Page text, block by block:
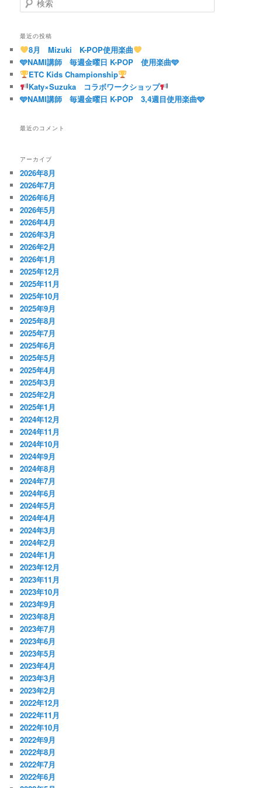
ゲ
シ
ョ
ン
索
最近の投稿
8月 Mizuki K-POP使用楽曲
🩵NAMI講師 毎週金曜日 K-POP 使用楽曲🩵
ETC Kids Championship
Katy×Suzuka コラボワークショップ
🩵NAMI講師 毎週金曜日 K-POP 3,4週目使用楽曲🩵
最近のコメント
アーカイブ
2026年8月
2026年7月
2026年6月
2026年5月
2026年4月
2026年3月
2026年2月
2026年1月
2025年12月
2025年11月
2025年10月
2025年9月
2025年8月
2025年7月
2025年6月
2025年5月
2025年4月
2025年3月
2025年2月
2025年1月
2024年12月
2024年11月
2024年10月
2024年9月
2024年8月
2024年7月
2024年6月
2024年5月
2024年4月
2024年3月
2024年2月
2024年1月
2023年12月
2023年11月
2023年10月
2023年9月
2023年8月
2023年7月
2023年6月
2023年5月
2023年4月
2023年3月
2023年2月
2022年12月
2022年11月
2022年10月
2022年9月
2022年8月
2022年7月
2022年6月